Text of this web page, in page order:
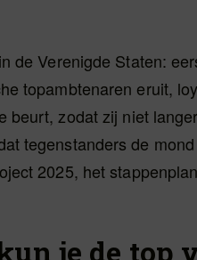
de Verenigde Staten:
topambtenaren eruit,
beurt, zodat zij niet
tegenstanders de
2025, het
je de top